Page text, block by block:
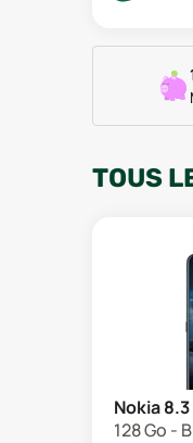
TOUS
Nokia 8.3
128 Go -